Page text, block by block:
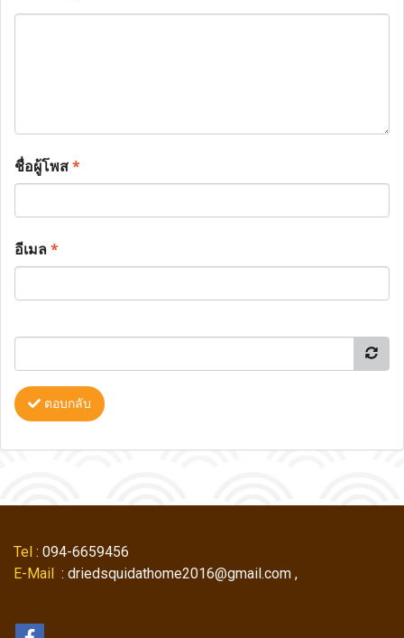
ชื่อผู้โพส*
อีเมล*
ตอบกลับ
Tel : 094-6659456
E-Mail : driedsquidathome2016@gmail.com ,